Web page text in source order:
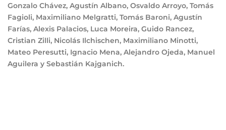
Gonzalo Chávez, Agustín Albano, Osvaldo Arroyo, Tomás
Fagioli, Maximiliano Melgratti, Tomás Baroni, Agustín
Farías, Alexis Palacios, Luca Moreira, Guido Rancez,
Cristian Zilli, Nicolás Ilchischen, Maximiliano Minotti,
Mateo Peresutti, Ignacio Mena, Alejandro Ojeda, Manuel
Aguilera y Sebastián Kajganich.